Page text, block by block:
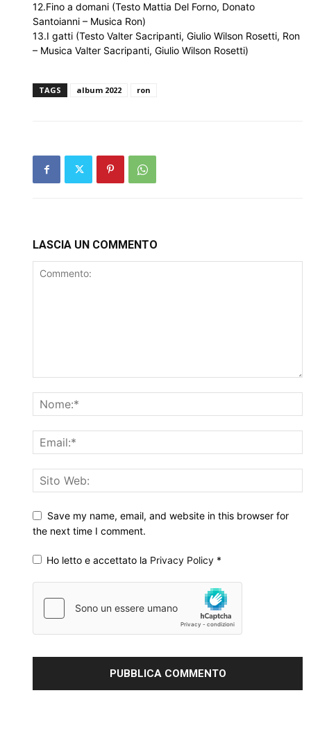
12.Fino a domani (Testo Mattia Del Forno, Donato
Santoianni – Musica Ron)
13.I gatti (Testo Valter Sacripanti, Giulio Wilson Rosetti, Ron
– Musica Valter Sacripanti, Giulio Wilson Rosetti)
TAGS album 2022 ron
LASCIA UN COMMENTO
Save my name, email, and website in this browser for
the next time I comment.
Ho letto e accettato la Privacy Policy *